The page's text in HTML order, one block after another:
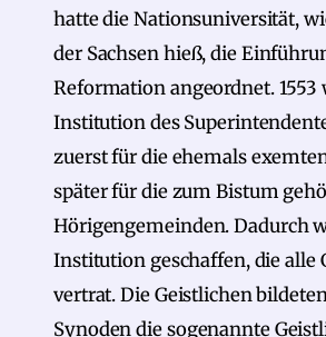
hatte die Nationsuniversität,
der Sachsen hieß, die
Reformation angeordnet. 1553
Institution des
zuerst für die ehemals
später für die zum Bistum
Hörigengemeinden. Dadurch
Institution geschaffen, die alle
vertrat. Die Geistlichen
Synoden die sogenannte